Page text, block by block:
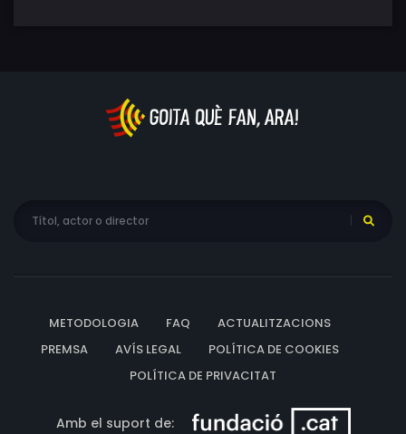
METODOLOGIA FAQ
ACTUALITZACIONS
PREMSA
AVÍS LEGAL
POLÍTICA DE COOKIES
POLÍTICA DE PRIVACITAT
Amb el suport de: